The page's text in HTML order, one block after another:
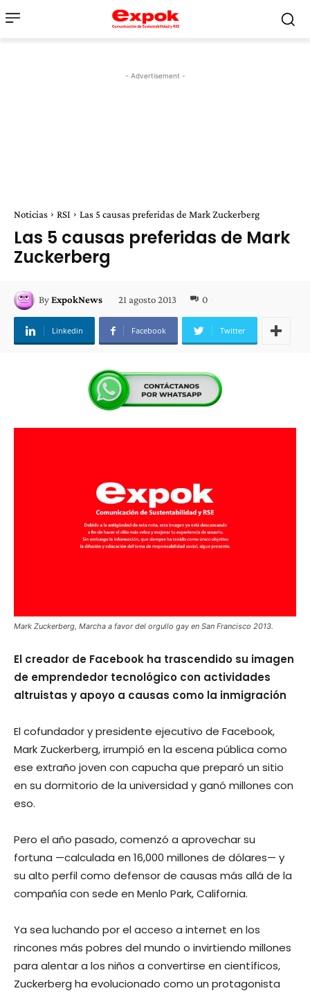
- Advertisement -
Noticias RSI Las 5 causas preferidas de Mark Zuckerberg
Las 5 causas preferidas de Mark
Zuckerberg
ByExpokNews 21 agosto 2013 0
Linkedin Facebook Twitter
Mark Zuckerberg, Marcha a favor del orgullo gay en San Francisco 2013.
El creador de Facebook ha trascendido su imagen
de emprendedor tecnológico con actividades
altruistas y apoyo a causas como la inmigración
El cofundador y presidente ejecutivo de Facebook,
Mark Zuckerberg, irrumpió en la escena pública como
ese extraño joven con capucha que preparó un sitio
en su dormitorio de la universidad y ganó millones con
eso.
Pero el año pasado, comenzó a aprovechar su
fortuna —calculada en 16,000 millones de dólares— y
su alto perfil como defensor de causas más allá de la
compañía con sede en Menlo Park, California.
Ya sea luchando por el acceso a internet en los
rincones más pobres del mundo o invirtiendo millones
para alentar a los niños a convertirse en científicos,
Zuckerberg ha evolucionado como un protagonista